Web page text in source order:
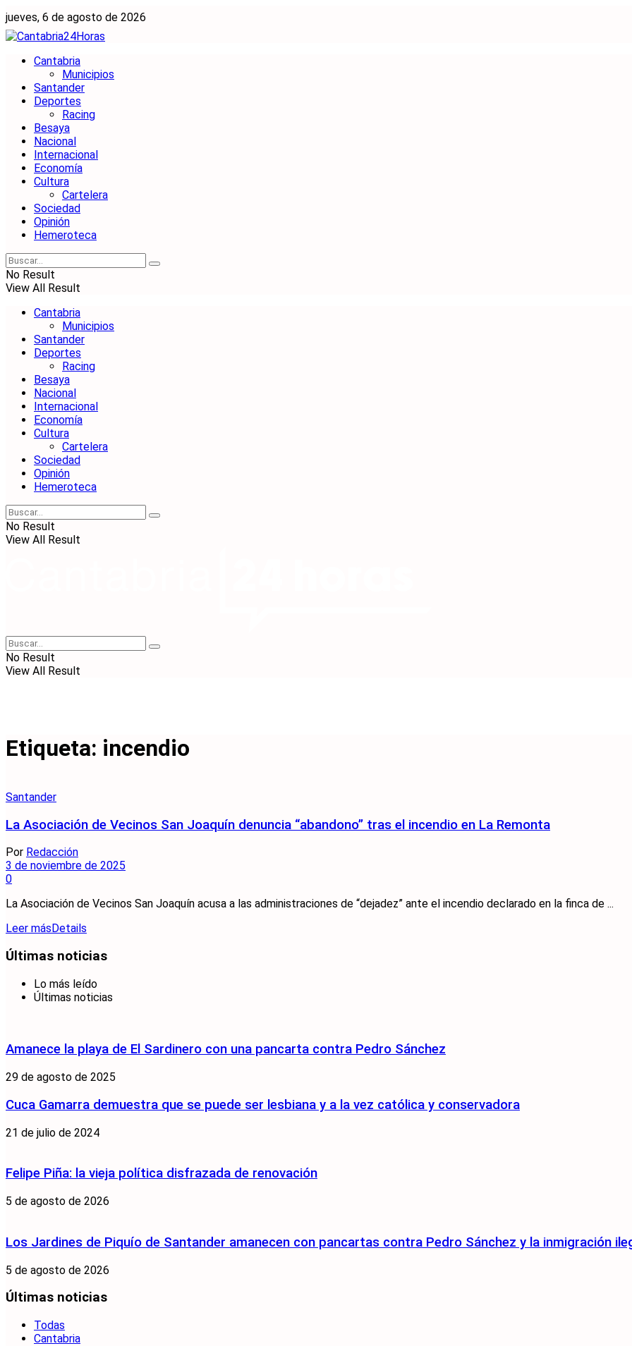
jueves, 6 de agosto de 2026
Cantabria
Municipios
Santander
Deportes
Racing
Besaya
Nacional
Internacional
Economía
Cultura
Cartelera
Sociedad
Opinión
Hemeroteca
No Result
View All Result
Cantabria
Municipios
Santander
Deportes
Racing
Besaya
Nacional
Internacional
Economía
Cultura
Cartelera
Sociedad
Opinión
Hemeroteca
No Result
View All Result
No Result
View All Result
Etiqueta: incendio
Santander
La Asociación de Vecinos San Joaquín denuncia “abandono” tras el incendio en La Remonta
Por Redacción
3 de noviembre de 2025
0
La Asociación de Vecinos San Joaquín acusa a las administraciones de “dejadez” ante el incendio declarado en la finca de ...
Leer más Details
Últimas noticias
Lo más leído
Últimas noticias
Amanece la playa de El Sardinero con una pancarta contra Pedro Sánchez
29 de agosto de 2025
Cuca Gamarra demuestra que se puede ser lesbiana y a la vez católica y conservadora
21 de julio de 2024
Felipe Piña: la vieja política disfrazada de renovación
5 de agosto de 2026
Los Jardines de Piquío de Santander amanecen con pancartas contra Pedro Sánchez y la inmigración
5 de agosto de 2026
Últimas noticias
Todas
Cantabria